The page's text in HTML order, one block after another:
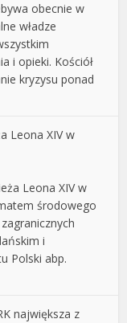
obecnie w
władze
i opieki. Kościół
kryzysu ponad
Leona XIV w
Leona XIV w
środowego
i
Polski abp.
największa z